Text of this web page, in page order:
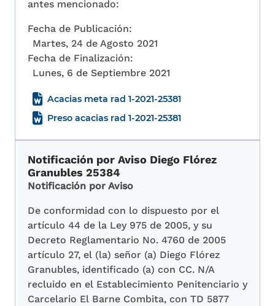
antes mencionado:
Fecha de Publicación:
Martes, 24 de Agosto 2021
Fecha de Finalización:
Lunes, 6 de Septiembre 2021
Acacias meta rad 1-2021-25381
Preso acacias rad 1-2021-25381
Notificación por Aviso Diego Flórez
Granubles 25384
Notificación por Aviso
De conformidad con lo dispuesto por el
artículo 44 de la Ley 975 de 2005, y su
Decreto Reglamentario No. 4760 de 2005
artículo 27, el (la) señor (a) Diego Flórez
Granubles, identificado (a) con CC. N/A
recluido en el Establecimiento Penitenciario y
Carcelario El Barne Combita, con TD 5877